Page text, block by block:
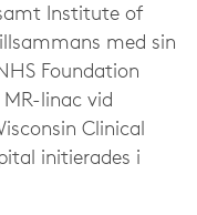
Institute of
med sin
Foundation
linac vid
Clinical
initierades i